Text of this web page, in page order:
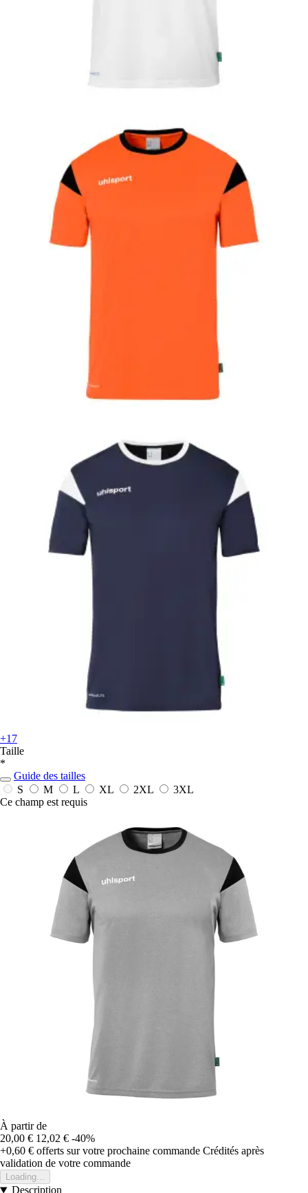
+17
Taille
*
Guide des tailles
S
M L XL 2XL
3XL
Ce champ est requis
À partir de
20,00 € 12,02 € -40%
+0,60 € offerts sur votre prochaine commande Crédités après
validation de votre commande
Loading...
Description